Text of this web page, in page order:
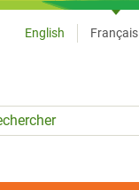
Language
English Français